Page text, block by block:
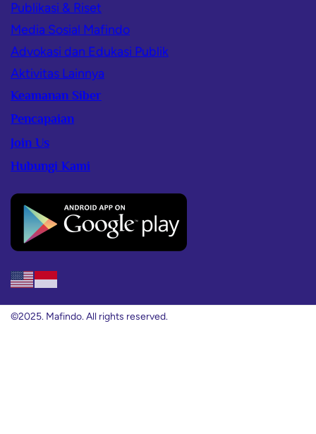
Publikasi & Riset
Media Sosial Mafindo
Advokasi dan Edukasi Publik
Aktivitas Lainnya
Keamanan Siber
Pencapaian
Join Us
Hubungi Kami
©2025. Mafindo. All rights reserved.